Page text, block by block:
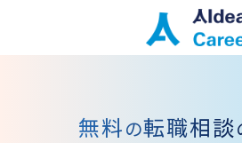
無料の転職相談